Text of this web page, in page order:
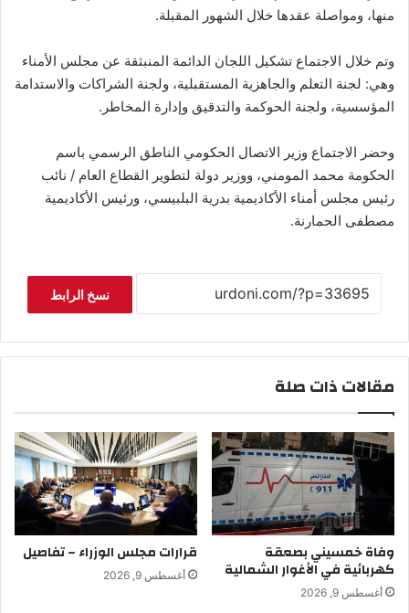
منها، ومواصلة عقدها خلال الشهور المقبلة.
وتم خلال الاجتماع تشكيل اللجان الدائمة المنبثقة عن مجلس الأمناء
وهي: لجنة التعلم والجاهزية المستقبلية، ولجنة الشراكات والاستدامة
المؤسسية، ولجنة الحوكمة والتدقيق وإدارة المخاطر.
وحضر الاجتماع وزير الاتصال الحكومي الناطق الرسمي باسم
الحكومة محمد المومني، ووزير دولة لتطوير القطاع العام / نائب
رئيس مجلس أمناء الأكاديمية بدرية البلبيسي، ورئيس الأكاديمية
مصطفى الحمارنة.
نسخ الرابط
مقالات ذات صلة
وفاة خمسيني بصعقة
كهربائية في الأغوار الشمالية
أغسطس 9, 2026
قرارات مجلس الوزراء – تفاصيل
أغسطس 9, 2026